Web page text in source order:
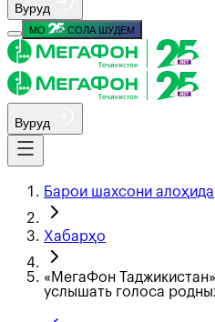
Вуруд
МО СОЛА ШУДЕМ
Вуруд
Барои шахсони алоҳида
Хабарҳо
«МегаФон
услышать голоса